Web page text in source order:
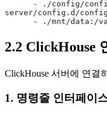
server/config.d/
- ./mnt/
2.2 ClickHouse
ClickHouse 서버에 연결
1. 명령줄 인터페이